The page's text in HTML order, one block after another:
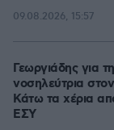
09.08.2026, 15:57
Γεωργιάδης για
νοσηλεύτρια
Κάτω τα χέρια
ΕΣΥ